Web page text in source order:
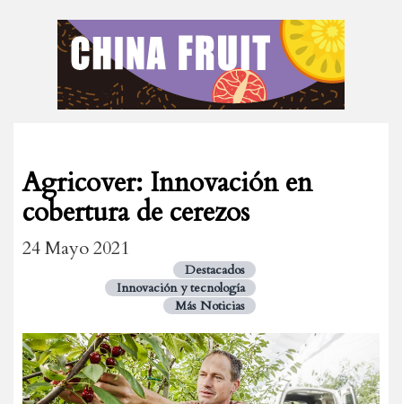
Agricover: Innovación en
cobertura de cerezos
24 Mayo 2021
Destacados
Innovación y tecnología
Más Noticias